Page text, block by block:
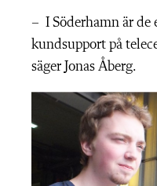
– I Söderhamn är de
kundsupport på
säger Jonas Åberg.